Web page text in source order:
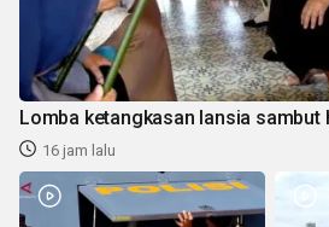
Lomba ketangkasan lansia sambut
16 jam lalu